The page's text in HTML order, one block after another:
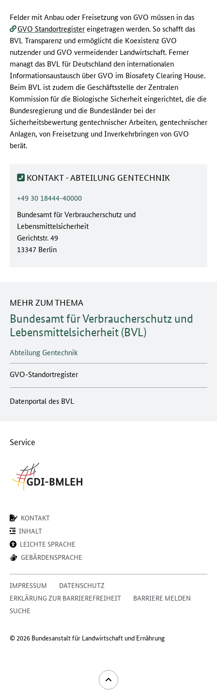
Felder mit Anbau oder Freisetzung von GVO müssen in das
GVO Standortregistereingetragen werden. So schafft das
BVL Transparenz und ermöglicht die Koexistenz GVO
nutzender und GVO vermeidender Landwirtschaft. Ferner
managt das BVL für Deutschland den internationalen
Informationsaustausch über GVO im Biosafety Clearing House.
Beim BVL ist zudem die Geschäftsstelle der Zentralen
Kommission für die Biologische Sicherheit eingerichtet, die die
Bundesregierung und die Bundesländer bei der
Sicherheitsbewertung gentechnischer Arbeiten, gentechnischer
Anlagen, von Freisetzung und Inverkehrbringen von GVO
berät.
KONTAKT - ABTEILUNG GENTECHNIK
Telefonnummer:
+49 30 18444-40000
Behörde:
Bundesamt für Verbraucherschutz und
Lebensmittelsicherheit
Straße/Hausnummer:
Gerichtstr. 49
Postleitzahl/Ort:
13347 Berlin
MEHR ZUM THEMA
Bundesamt für Verbraucherschutz und
Lebensmittelsicherheit (BVL)
Abteilung Gentechnik
GVO-Standortregister
Datenportal des BVL
Service
KONTAKT
INHALT
LEICHTE SPRACHE
GEBÄRDENSPRACHE
IMPRESSUM
DATENSCHUTZ
ERKLÄRUNG ZUR BARRIEREFREIHEIT
BARRIERE MELDEN
SUCHE
© 2026 Bundesanstalt für Landwirtschaft und Ernährung